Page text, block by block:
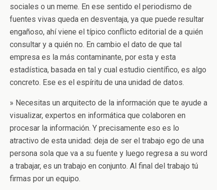
sociales o un meme. En ese sentido el periodismo de
fuentes vivas queda en desventaja, ya que puede resultar
engañoso, ahí viene el típico conflicto editorial de a quién
consultar y a quién no. En cambio el dato de que tal
empresa es la más contaminante, por esta y esta
estadística, basada en tal y cual estudio científico, es algo
concreto. Ese es el espíritu de una unidad de datos.
» Necesitas un arquitecto de la información que te ayude a
visualizar, expertos en informática que colaboren en
procesar la información. Y precisamente eso es lo
atractivo de esta unidad: deja de ser el trabajo ego de una
persona sola que va a su fuente y luego regresa a su word
a trabajar, es un trabajo en conjunto. Al final del trabajo tú
firmas por un equipo.